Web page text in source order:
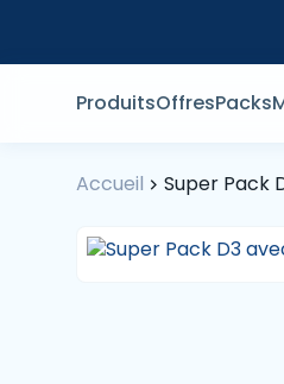
ProduitsOffresPacks
Accueil Super Pack